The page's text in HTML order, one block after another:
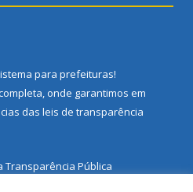
para prefeituras!
onde garantimos em
das leis de transparência
Transparência Pública